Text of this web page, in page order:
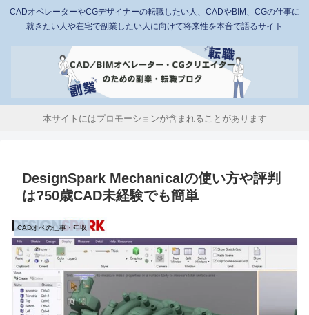
CADオペレーターやCGデザイナーの転職したい人、CADやBIM、CGの仕事に
就きたい人や在宅で副業したい人に向けて将来性を本音で語るサイト
本サイトにはプロモーションが含まれることがあります
DesignSpark Mechanicalの使い方や評判
は?50歳CAD未経験でも簡単
CADオペの仕事・年収